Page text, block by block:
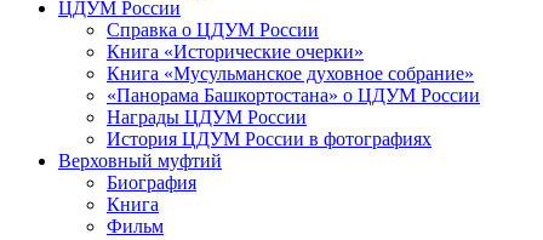
ЦДУМ России
Справка о ЦДУМ России
Книга «Исторические очерки»
Книга «Мусульманское духовное собрание»
«Панорама Башкортостана» о ЦДУМ России
Награды ЦДУМ России
История ЦДУМ России в фотографиях
Верховный муфтий
Биография
Книга
Фильм